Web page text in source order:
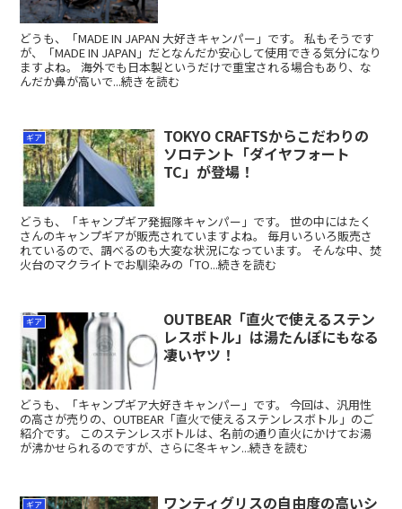
どうも、「MADE IN JAPAN 大好きキャンパー」です。 私もそうです
が、「MADE IN JAPAN」だとなんだか安心して使用できる気分になり
ますよね。 海外でも日本製というだけで重宝される場合もあり、な
んだか鼻が高いで...続きを読む
ギア
TOKYO CRAFTSからこだわりの
ソロテント「ダイヤフォート
TC」が登場！
どうも、「キャンプギア発掘隊キャンパー」です。 世の中にはたく
さんのキャンプギアが販売されていますよね。 毎月いろいろ販売さ
れているので、調べるのも大変な状況になっています。 そんな中、焚
火台のマクライトでお馴染みの「TO...続きを読む
ギア
OUTBEAR「直火で使えるステン
レスボトル」は湯たんぽにもなる
凄いヤツ！
どうも、「キャンプギア大好きキャンパー」です。 今回は、汎用性
の高さが売りの、OUTBEAR「直火で使えるステンレスボトル」のご
紹介です。 このステンレスボトルは、名前の通り直火にかけてお湯
が沸かせられるのですが、さらに冬キャン...続きを読む
ギア
ワンティグリスの自由度の高いシ